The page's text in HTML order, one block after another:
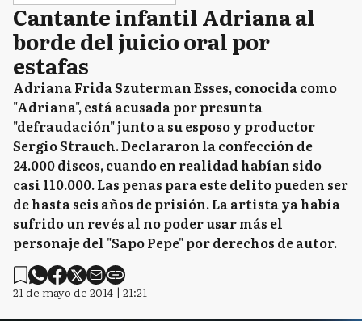
Cantante infantil Adriana al
borde del juicio oral por
estafas
Adriana Frida Szuterman Esses, conocida como
"Adriana", está acusada por presunta
"defraudación" junto a su esposo y productor
Sergio Strauch. Declararon la confección de
24.000 discos, cuando en realidad habían sido
casi 110.000. Las penas para este delito pueden ser
de hasta seis años de prisión. La artista ya había
sufrido un revés al no poder usar más el
personaje del "Sapo Pepe" por derechos de autor.
21 de mayo de 2014 | 21:21